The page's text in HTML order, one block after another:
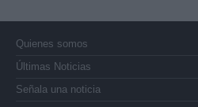
Quienes somos
Últimas Noticias
Señala una noticia